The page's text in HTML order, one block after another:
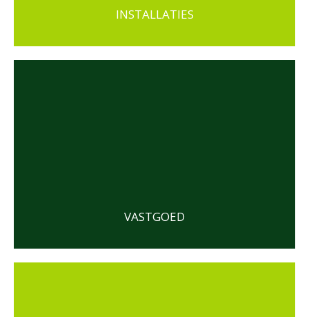
INSTALLATIES
VASTGOED